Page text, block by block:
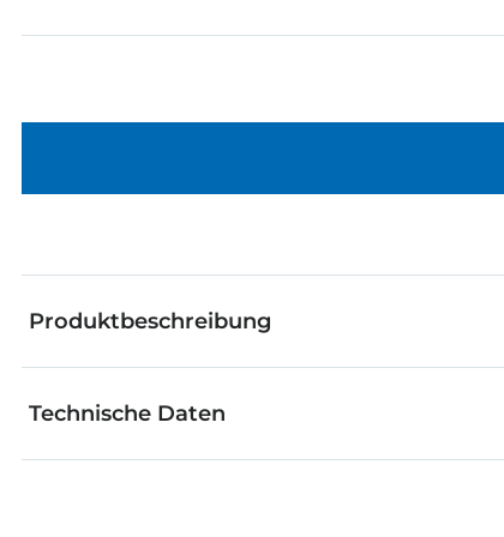
Produktbeschreibung
eingesetzt werden.
Technische Daten